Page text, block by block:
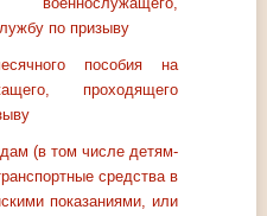
по призыву
пособия на
проходящего
(в том числе детям-
средства в
показаниями, или